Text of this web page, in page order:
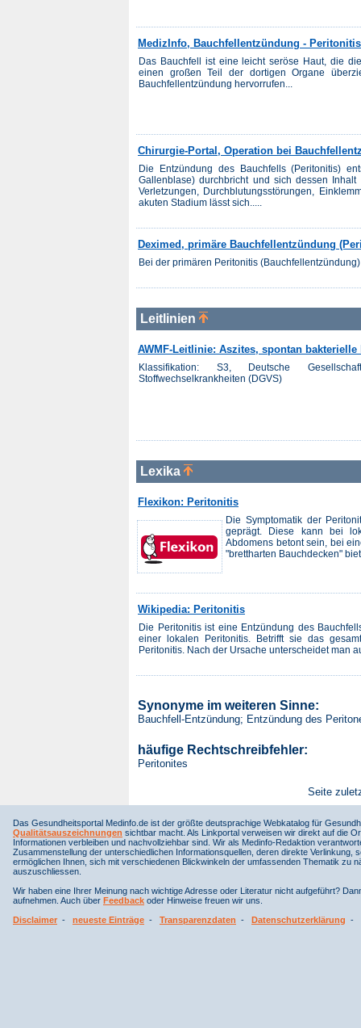
MedizInfo, Bauchfellentzündung - Peritonitis
Das Bauchfell ist eine leicht seröse Haut, die
einen großen Teil der dortigen Organe
Bauchfellentzündung hervorrufen...
Chirurgie-Portal, Operation bei
Die Entzündung des Bauchfells (Peritonitis)
Gallenblase) durchbricht und sich dessen
Verletzungen, Durchblutungsstörungen,
akuten Stadium lässt sich.....
Deximed, primäre Bauchfellentzündung
Bei der primären Peritonitis
Leitlinien
AWMF-Leitlinie: Aszites, spontan
Klassifikation: S3, Deutsche
Stoffwechselkrankheiten (DGVS)
Lexika
Flexikon: Peritonitis
Die Symptomatik der
geprägt. Diese kann bei
Abdomens betont sein, bei
"brettharten Bauchdecken"
Wikipedia: Peritonitis
Die Peritonitis ist eine Entzündung des
einer lokalen Peritonitis. Betrifft sie das
Peritonitis. Nach der Ursache unterscheidet man
Synonyme im weiteren Sinne:
Bauchfell-Entzündung; Entzündung des
häufige Rechtschreibfehler:
Peritonites
Seite
Das Gesundheitsportal Medinfo.de ist der größte deutsprachige Webkatalog für
Qualitätsauszeichnungen sichtbar macht. Als Linkportal verweisen wir direkt auf die
Informationen verbleiben und nachvollziehbar sind. Wir als Medinfo-Redaktion
Zusammenstellung der unterschiedlichen Informationsquellen, deren direkte
ermöglichen Ihnen, sich mit verschiedenen Blickwinkeln der umfassenden Thematik
auszuschliessen.
Wir haben eine Ihrer Meinung nach wichtige Adresse oder Literatur nicht aufgeführt?
aufnehmen. Auch über Feedback oder Hinweise freuen wir uns.
Disclaimer - neueste Einträge - Transparenzdaten - Datenschutzerklärung -